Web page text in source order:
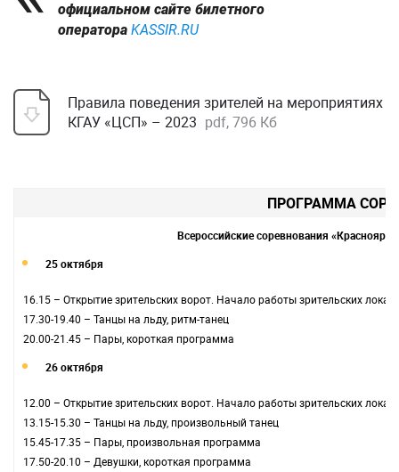
официальном сайте билетного
оператора KASSIR.RU
Правила поведения зрителей на мероприятиях
КГАУ «ЦСП» – 2023 pdf, 796 Кб
ПРОГРАММА
Всероссийские соревнования
25 октября
16.15 – Открытие зрительских ворот. Начало работы зрительских
17.30-19.40 – Танцы на льду, ритм-танец
20.00-21.45 – Пары, короткая программа
26 октября
12.00 – Открытие зрительских ворот. Начало работы зрительских
13.15-15.30 – Танцы на льду, произвольный танец
15.45-17.35 – Пары, произвольная программа
17.50-20.10 – Девушки, короткая программа